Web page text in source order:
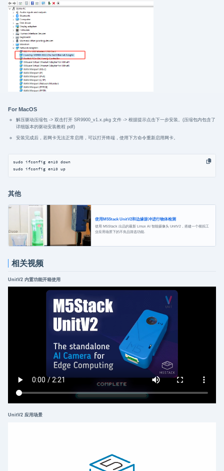
For MacOS
解压驱动压缩包 -> 双击打开 SR9900_v1.x.pkg 文件 -> 根据提示点击下一步安装。(压缩包内包含了
详细版本的驱动安装教程 pdf)
安装完成后，若网卡无法正常启用，可以打开终端，使用下方命令重新启用网卡。
sudo ifconfig en10 down
sudo ifconfig en10 up
其他
使用M5Stack UnitV2和边缘脉冲进行物体检测
使用 M5Stack 出品的最新 Linux AI 智能摄像头 UnitV2，搭建一个模拟工
业应用场景下的不良品筛选功能.
相关视频
UnitV2 内置功能开箱使用
UnitV2 应用场景